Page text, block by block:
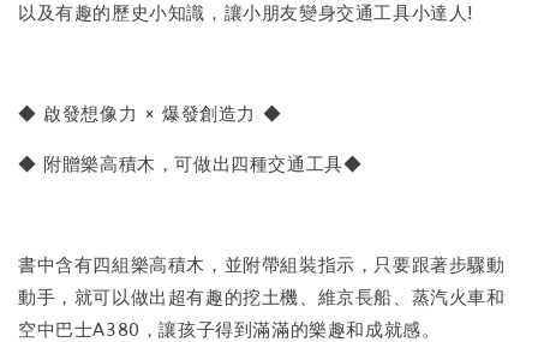
以及有趣的歷史小知識，讓小朋友變身交通工具小達人!
◆ 啟發想像力 × 爆發創造力 ◆
◆ 附贈樂高積木，可做出四種交通工具◆
書中含有四組樂高積木，並附帶組裝指示，只要跟著步驟動
動手，就可以做出超有趣的挖土機、維京長船、蒸汽火車和
空中巴士A380，讓孩子得到滿滿的樂趣和成就感。